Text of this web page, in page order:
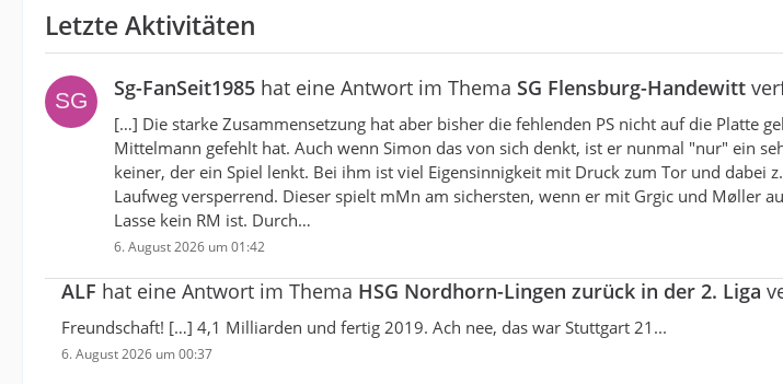
Letzte Aktivitäten
Sg-FanSeit1985 hat eine Antwort im Thema SG Flensburg-Handewitt
[…] Die starke Zusammensetzung hat aber bisher die fehlenden PS nicht auf die Platte
Mittelmann gefehlt hat. Auch wenn Simon das von sich denkt, ist er nunmal "nur" ein
keiner, der ein Spiel lenkt. Bei ihm ist viel Eigensinnigkeit mit Druck zum Tor und dabei
Laufweg versperrend. Dieser spielt mMn am sichersten, wenn er mit Grgic und Møller
Lasse kein RM ist. Durch…
6. August 2026 um 01:42
ALF hat eine Antwort im Thema HSG Nordhorn-Lingen zurück in der 2. Liga
Freundschaft! […] 4,1 Milliarden und fertig 2019. Ach nee, das war Stuttgart 21...
6. August 2026 um 00:37